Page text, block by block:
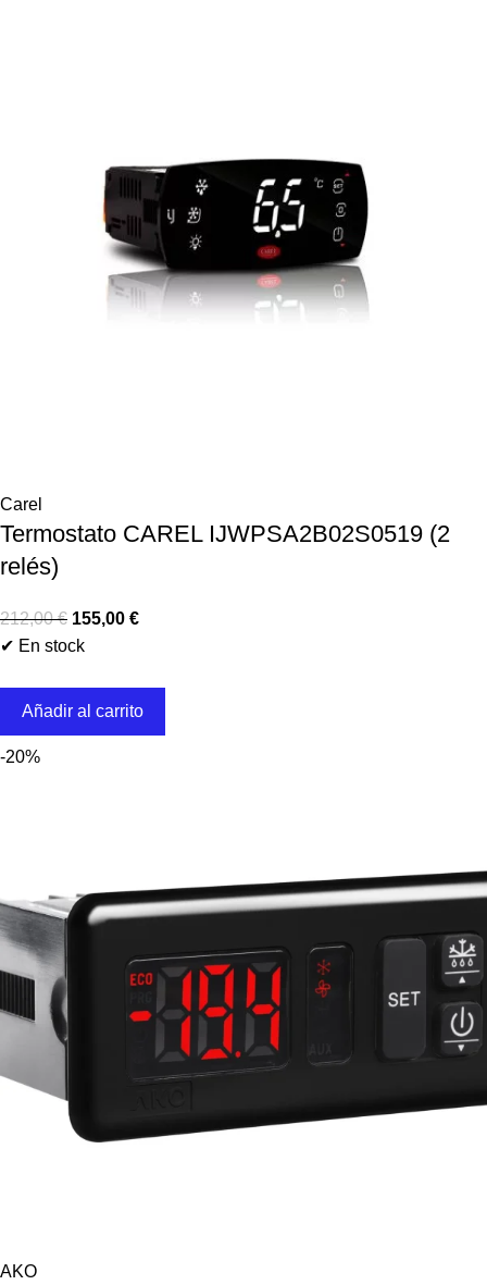
Carel
Termostato CAREL IJWPSA2B02S0519 (2
relés)
212,00€ 155,00 €
✔ En stock
Añadir al carrito
-20%
AKO